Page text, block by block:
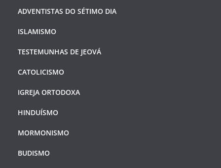
ADVENTISTAS DO SÉTIMO DIA
ISLAMISMO
TESTEMUNHAS DE JEOVÁ
CATOLICISMO
IGREJA ORTODOXA
HINDUÍSMO
MORMONISMO
BUDISMO